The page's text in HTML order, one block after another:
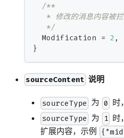
/**
* 修改的消息内容被
   */
  Modification
= 2 ,
}
sourceContent 说明
sourceType 为 0 时
sourceType 为 1 时
扩展内容，示例